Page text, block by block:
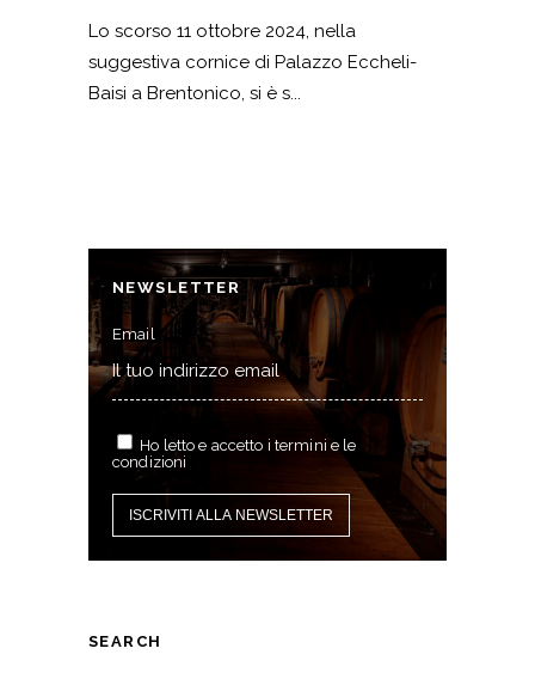
Lo scorso 11 ottobre 2024, nella
suggestiva cornice di Palazzo Eccheli-
Baisi a Brentonico, si è s...
NEWSLETTER
Email
Ho letto e accetto i termini e le
condizioni
SEARCH